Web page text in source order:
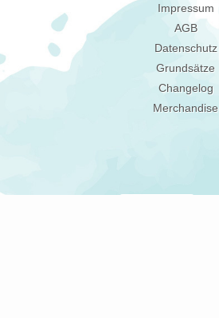
Impressum
AGB
Datenschutz
Grundsätze
Changelog
Merchandise